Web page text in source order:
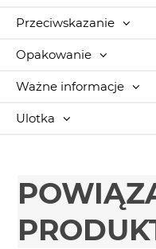
Przeciwskazanie
Opakowanie
Ważne informacje
Ulotka